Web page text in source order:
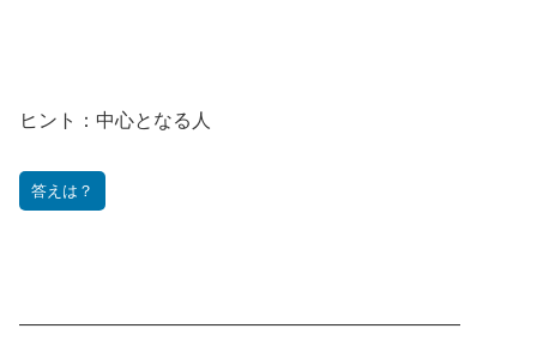
ヒント： 中心となる人
答えは？
———————————————————————